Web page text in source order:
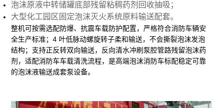
泡沫原液中转储罐底部残留粘稠药剂回收抽吸；
大型化工园区固定泡沫灭火系统原料输送配套。
整机可按需选配防爆、抗震车载防护配置，严格符合消防车辆安
全生产标准；4 叶低脉动螺旋转子柔和输送，不会撕裂泡沫发泡
结构；支持正反转双向输送，反向清水冲刷泵腔管路残留泡沫药
剂，适配消防车车载清洗流程，是高端泡沫消防车标配稳定可靠
的泡沫液输送成套泵设备。